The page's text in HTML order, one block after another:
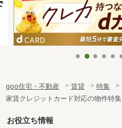
goo住宅・不動産 賃貸
特集
家賃クレジットカード対応の物件特集
お役立ち情報